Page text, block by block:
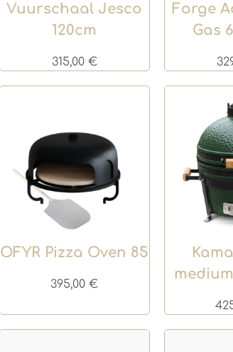
Vuurschaal Jesco
120cm
315,00 €
Forge
Gas
OFYR Pizza Oven 85
395,00€